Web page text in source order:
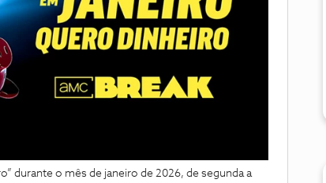
durante o mês de janeiro de 2026, de segunda a